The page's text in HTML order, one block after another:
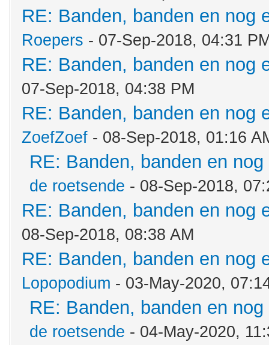
RE: Banden, banden en nog
Roepers - 07-Sep-2018, 04:31
RE: Banden, banden en nog
07-Sep-2018, 04:38 PM
RE: Banden, banden en nog
ZoefZoef - 08-Sep-2018, 01:16
RE: Banden, banden en
de roetsende - 08-Sep-2018,
RE: Banden, banden en nog
08-Sep-2018, 08:38 AM
RE: Banden, banden en nog
Lopopodium - 03-May-2020,
RE: Banden, banden en
de roetsende - 04-May-2020,